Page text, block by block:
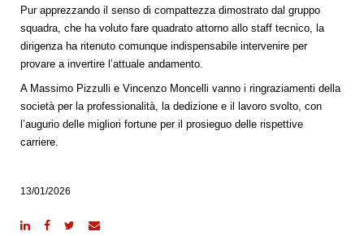
Pur apprezzando il senso di compattezza dimostrato dal gruppo
squadra, che ha voluto fare quadrato attorno allo staff tecnico, la
dirigenza ha ritenuto comunque indispensabile intervenire per
provare a invertire l’attuale andamento.
A Massimo Pizzulli e Vincenzo Moncelli vanno i ringraziamenti della
società per la professionalità, la dedizione e il lavoro svolto, con
l’augurio delle migliori fortune per il prosieguo delle rispettive
carriere.
13/01/2026